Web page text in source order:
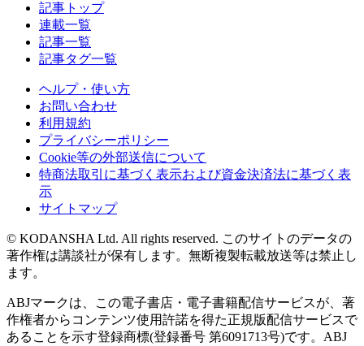
記事トップ
連載一覧
記事一覧
記事タグ一覧
ヘルプ・使い方
お問い合わせ
利用規約
プライバシーポリシー
Cookie等の外部送信について
特商法取引に基づく表示および資金決済法に基づく表
示
サイトマップ
© KODANSHA Ltd. All rights reserved. このサイトのデータの
著作権は講談社が保有します。無断複製転載放送等は禁止し
ます。
ABJマークは、この電子書店・電子書籍配信サービスが、著
作権者からコンテンツ使用許諾を得た正規版配信サービスで
あることを示す登録商標(登録番号 第6091713号)です。ABJ